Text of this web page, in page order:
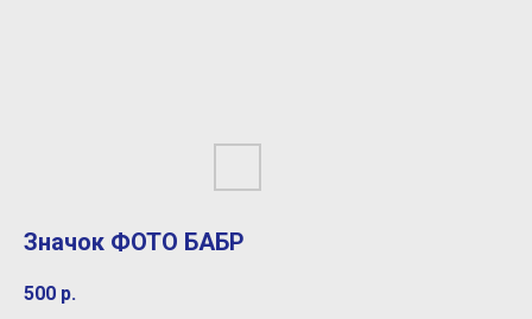
Значок ФОТО БАБР
500 р.